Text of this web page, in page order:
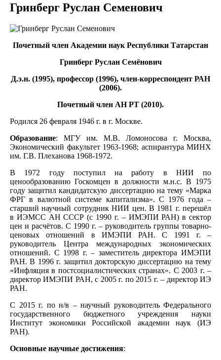
Гринберг Руслан Семенович
Почетный член Академии наук Республики Татарстан
Гринберг Руслан Семёнович
Д.э.н. (1995), профессор (1996), член-корреспондент РАН
(2006).
Почетный член АН РТ (2010).
Родился 26 февраля 1946 г. в г. Москве.
Образование: МГУ им. М.В. Ломоносова г. Москва,
Экономический факультет 1963-1968; аспирантура МИНХ
им. Г.В. Плеханова 1968-1972.
В 1972 году поступил на работу в НИИ по
ценообразованию Госкомцен в должности м.н.с. В 1975
году защитил кандидатскую диссертацию на тему «Марка
ФРГ в валютной системе капитализма». С 1976 года –
старший научный сотрудник НИИ цен. В 1981 г. перешёл
в ИЭМСС АН СССР (с 1990 г. – ИМЭПИ РАН) в сектор
цен и расчётов. С 1990 г. – руководитель группы товарно-
ценовых отношений в ИМЭПИ РАН. С 1991 г. –
руководитель Центра международных экономических
отношений. С 1998 г. – заместитель директора ИМЭПИ
РАН. В 1996 г. защитил докторскую диссертацию на тему
«Инфляция в постсоциалистических странах». С 2003 г. –
директор ИМЭПИ РАН, с 2005 г. по 2015 г. – директор ИЭ
РАН.
С 2015 г. по н/в – научный руководитель Федерального
государственного бюджетного учреждения науки
Институт экономики Российской академии наук (ИЭ
РАН).
Основные научные достижения: